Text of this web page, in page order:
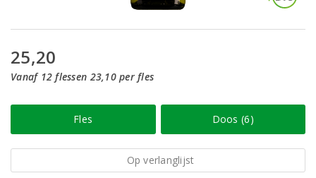
25,20
Vanaf 12 flessen 23,10 per fles
Fles Doos (6)
Op verlanglijst